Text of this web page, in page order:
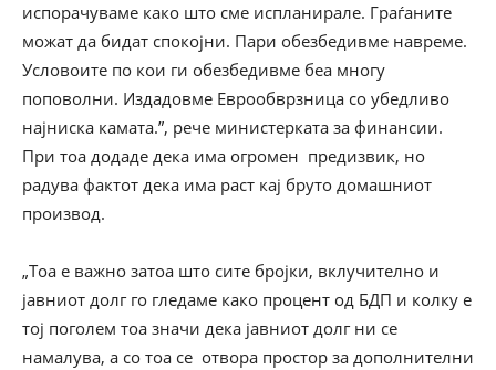
испорачуваме како што сме испланирале. Граѓаните
можат да бидат спокојни. Пари обезбедивме навреме.
Условоите по кои ги обезбедивме беа многу
поповолни. Издадовме Еврообврзница со убедливо
најниска камата.”, рече министерката за финансии.
При тоа додаде дека има огромен предизвик, но
радува фактот дека има раст кај бруто домашниот
производ.
„Тоа е важно затоа што сите бројки, вклучително и
јавниот долг го гледаме како процент од БДП и колку е
тој поголем тоа значи дека јавниот долг ни се
намалува, а со тоа се отвора простор за дополнителни